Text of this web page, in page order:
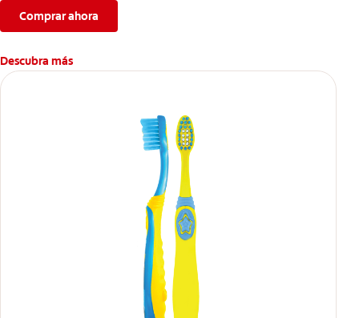
Comprar ahora
Descubra más